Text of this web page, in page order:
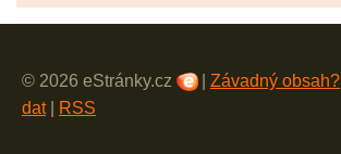
© 2026 eStránky.cz Závadný obsah?
dat| RSS